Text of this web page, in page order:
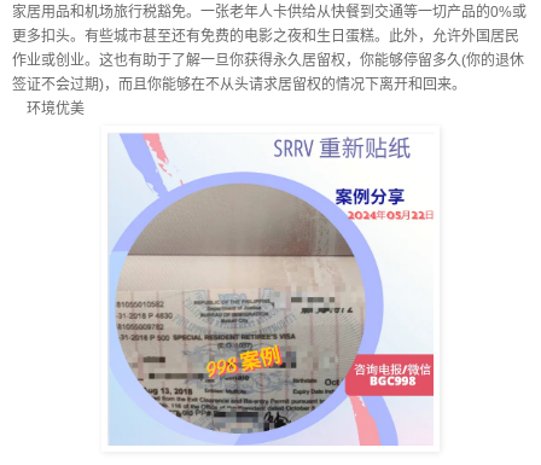
家居用品和机场旅行税豁免。一张老年人卡供给从快餐到交通等一切产品的0%或
更多扣头。有些城市甚至还有免费的电影之夜和生日蛋糕。此外，允许外国居民
作业或创业。这也有助于了解一旦你获得永久居留权，你能够停留多久(你的退休
签证不会过期)，而且你能够在不从头请求居留权的情况下离开和回来。
环境优美